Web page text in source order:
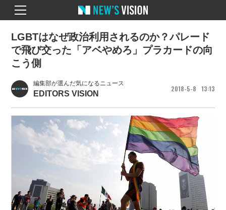
編集部が選んだ気になるニュース
EDITORS VISION
2018 5 8 13 13
LGBTはなぜ政治利用されるのか？パレード
で飛び交った「アベやめろ」プラカードの向
こう側